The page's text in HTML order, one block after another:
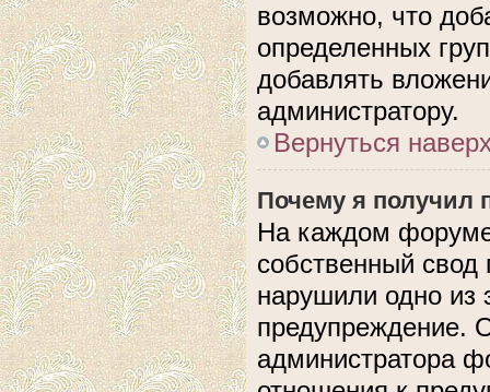
возможно, что
определенных
добавлять
администратору.
Вернуться
Почему я получил
На каждом
собственный
нарушили одно из
предупреждение.
администратора